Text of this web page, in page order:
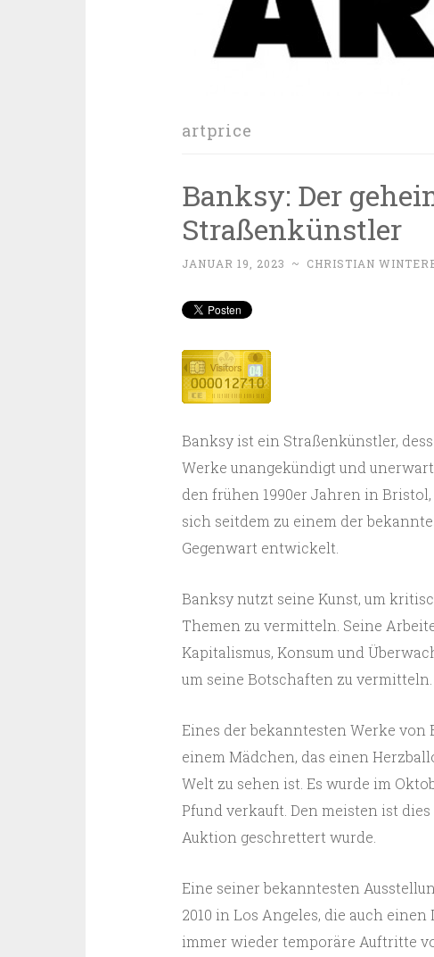
artprice
Banksy: Der
Straßenkünstler
JANUAR 19, 2023 ~ CHRISTIAN
Banksy ist ein Straßenkünstler,
Werke unangekündigt und
den frühen 1990er Jahren in
sich seitdem zu einem der
Gegenwart entwickelt.
Banksy nutzt seine Kunst, um
Themen zu vermitteln. Seine
Kapitalismus, Konsum und
um seine Botschaften zu vermitteln.
Eines der bekanntesten Werke von
einem Mädchen, das einen
Welt zu sehen ist. Es wurde im
Pfund verkauft. Den meisten ist
Auktion geschrettert wurde.
Eine seiner bekanntesten
2010 in Los Angeles, die auch
immer wieder temporäre Auftritte